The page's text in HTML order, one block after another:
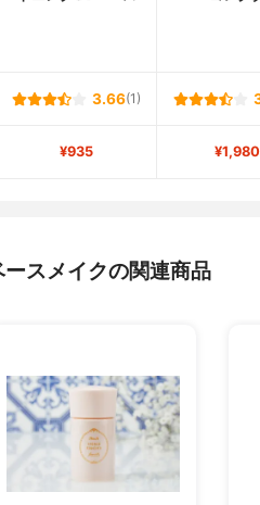
3.66(1)
¥935 ¥1,980
ースメイクの関連商品